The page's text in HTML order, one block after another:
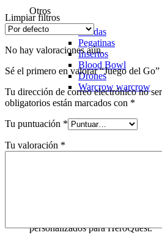
Otros
Fundas
Pegatinas
Insertos
Blood Bowl
Drones
Warcrow warcrow
HeroQuest es un juego de mesa
jugadores a sumergirse en un
personalizados para HeroQuest.
Limpiar filtros
No hay valoraciones aún.
Sé el primero en valorar “Juego del Go”
Tu dirección de correo electrónico no
obligatorios están marcados con *
Tu puntuación *
Tu valoración *